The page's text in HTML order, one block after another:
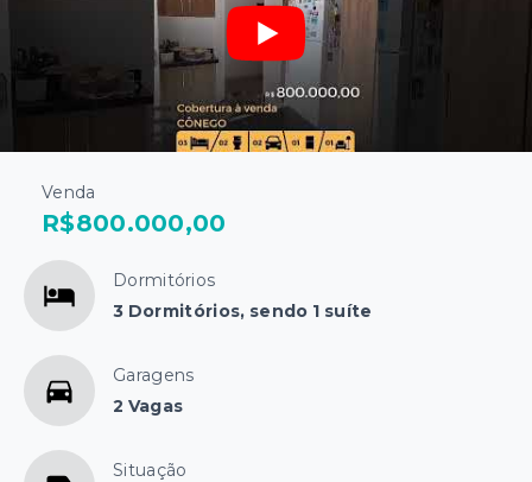
Venda
R$800.000,00
Dormitórios
3 Dormitórios, sendo 1 suíte
Garagens
2 Vagas
Situação